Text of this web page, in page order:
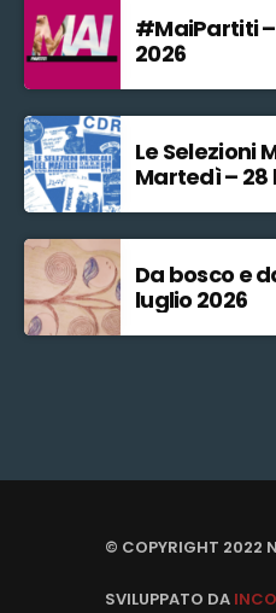
#MaiPartiti
2026
Le Selezioni
Martedì – 28
Da bosco e
luglio 2026
© COPYRIGHT 2022
SVILUPPATO DA